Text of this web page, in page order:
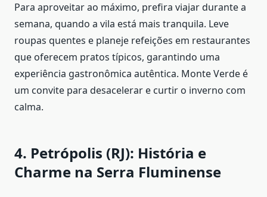
Para aproveitar ao máximo, prefira viajar durante a
semana, quando a vila está mais tranquila. Leve
roupas quentes e planeje refeições em restaurantes
que oferecem pratos típicos, garantindo uma
experiência gastronômica autêntica. Monte Verde é
um convite para desacelerar e curtir o inverno com
calma.
4. Petrópolis (RJ): História e
Charme na Serra Fluminense